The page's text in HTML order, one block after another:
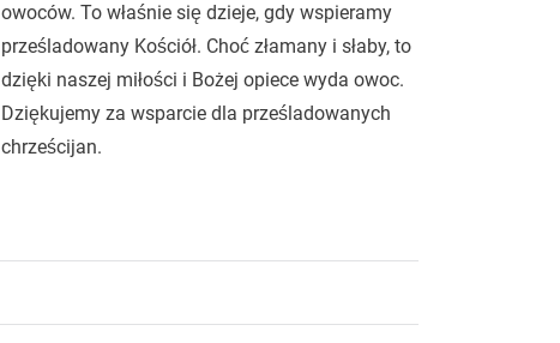
owoców. To właśnie się dzieje, gdy wspieramy
prześladowany Kościół. Choć złamany i słaby, to
dzięki naszej miłości i Bożej opiece wyda owoc.
Dziękujemy za wsparcie dla prześladowanych
chrześcijan.